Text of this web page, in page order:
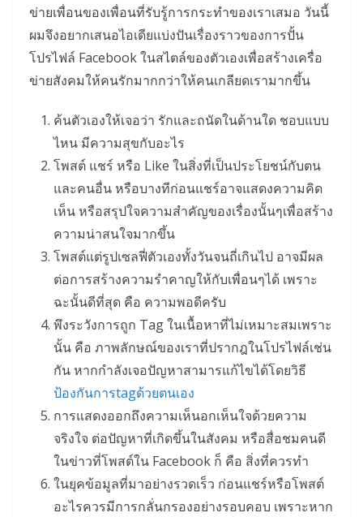
ข่ายเพื่อนของเพื่อนที่รับรู้การกระทำของเราเสมอ วันนี้
ผมจึงอยากเสนอไอเดียแบ่งปันเรื่องราวของการปั้น
โปรไฟล์ Facebook ในสไตล์ของตัวเองเพื่อสร้างเครื่อ
ข่ายสังคมให้คนรักมากกว่าให้คนเกลียดเรามากขึ้น
ค้นตัวเองให้เจอว่า รักและถนัดในด้านใด ชอบแบบ
ไหน มีความสุขกับอะไร
โพสต์ แชร์ หรือ Like ในสิ่งที่เป็นประโยชน์กับตน
และคนอื่น หรือบางทีก่อนแชร์อาจแสดงความคิด
เห็น หรือสรุปใจความสำคัญของเรื่องนั้นๆเพื่อสร้าง
ความน่าสนใจมากขึ้น
โพสต์แต่รูปเซลฟี่ตัวเองทั้งวันจนถี่เกินไป อาจมีผล
ต่อการสร้างความรำคาญให้กับเพื่อนๆได้ เพราะ
ฉะนั้นดีที่สุด คือ ความพอดีครับ
พึงระวังการถูก Tag ในเนื้อหาที่ไม่เหมาะสมเพราะ
นั้น คือ ภาพลักษณ์ของเราที่ปรากฎในโปรไฟล์เช่น
กัน หากกำลังเจอปัญหาสามารแก้ไขได้โดยวิธี
ป้องกันการtagด้วยตนเอง
การแสดงออกถึงความเห็นอกเห็นใจด้วยความ
จริงใจ ต่อปัญหาที่เกิดขึ้นในสังคม หรือสื่อชมคนดี
ในข่าวที่โพสต์ใน Facebook ก็ คือ สิ่งที่ควรทำ
ในยุคข้อมูลที่มาอย่างรวดเร็ว ก่อนแชร์หรือโพสต์
อะไรควรมีการกลั่นกรองอย่างรอบคอบ เพราะหาก